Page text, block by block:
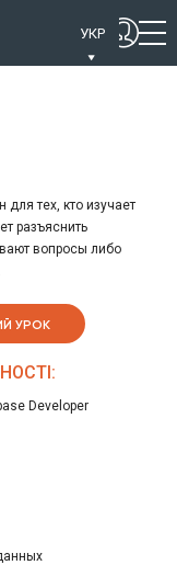
УКР
для тех, кто изучает
разъяснить
вопросы либо
УРОК
Developer